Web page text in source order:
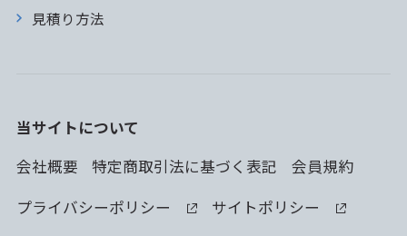
見積り方法
当サイトについて
会社概要
特定商取引法に基づく表記
会員規約
プライバシーポリシー
サイトポリシー